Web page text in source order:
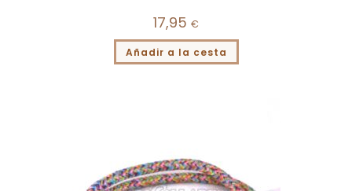
17,95 €
Añadir a la cesta